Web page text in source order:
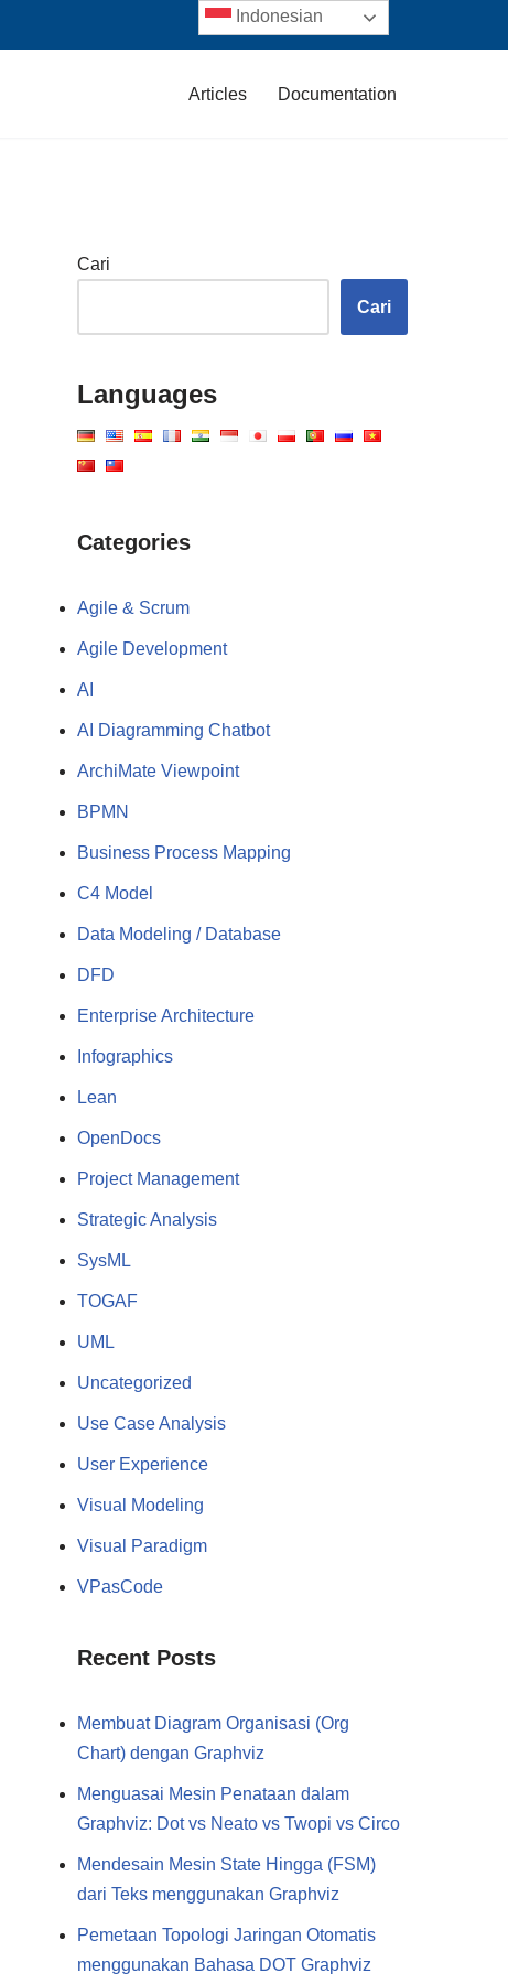
Articles Documentation
Cari
Cari
Languages
Categories
Agile & Scrum
Agile Development
AI
AI Diagramming Chatbot
ArchiMate Viewpoint
BPMN
Business Process Mapping
C4 Model
Data Modeling / Database
DFD
Enterprise Architecture
Infographics
Lean
OpenDocs
Project Management
Strategic Analysis
SysML
TOGAF
UML
Uncategorized
Use Case Analysis
User Experience
Visual Modeling
Visual Paradigm
VPasCode
Recent Posts
Membuat Diagram Organisasi (Org
Chart) dengan Graphviz
Menguasai Mesin Penataan dalam
Graphviz: Dot vs Neato vs Twopi vs Circo
Mendesain Mesin State Hingga (FSM)
dari Teks menggunakan Graphviz
Pemetaan Topologi Jaringan Otomatis
menggunakan Bahasa DOT Graphviz
Indonesian